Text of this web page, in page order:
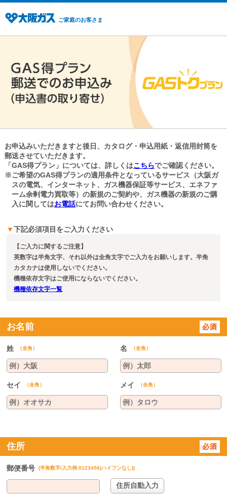
ご家庭のお客さま
お申込みいただきますと後日、カタログ・申込用紙・返信用封筒を
郵送させていただきます。
「GAS得プラン」については、詳しくはこちらでご確認ください。
※ご希望のGAS得プランの適用条件となっているサービス（大阪ガ
スの電気、インターネット、ガス機器保証等サービス、エネファ
ーム余剰電力買取等）の新規のご契約や、ガス機器の新規のご購
入に関してはお電話にてお問い合わせください。
▼下記必須項目をご入力ください
【ご入力に関するご注意】
英数字は半角文字、それ以外は全角文字でご入力をお願いします。半角
カタカナは使用しないでください。
機種依存文字はご使用にならないでください。
機種依存文字一覧
お名前
姓 （全角） 名 （全角）
セイ （全角） メイ （全角）
住所
郵便番号 (半角数字/入力例:0123456(ハイフンなし))